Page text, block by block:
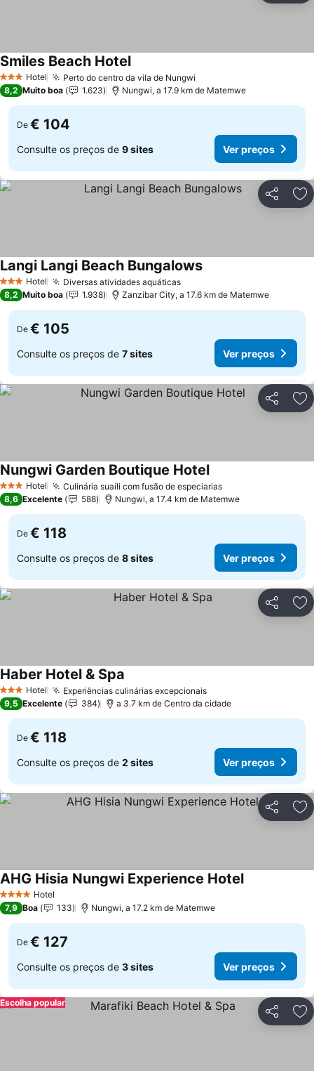
3 EstrelasHotel Perto do centro da vila de Nungwi
Smiles Beach HotelVer preços
8,2 Muito boa 1.623 Nungwi, a 17.9 km de Matemwe
De € 104
Consulte os preços de 9 sites Ver preços
Partilhar
3 EstrelasHotel Diversas atividades aquáticasVer preços
Langi Langi Beach BungalowsVer preços
8,2 Muito boa 1.938 Zanzibar City, a 17.6 km de Matemwe
De € 105
Consulte os preços de 7 sites Ver preços
Partilhar
3 EstrelasHotel Culinária suaíli com fusão de especiariasVer preços
Nungwi Garden Boutique HotelVer preços
8,6 Excelente 588 Nungwi, a 17.4 km de Matemwe
De € 118
Consulte os preços de 8 sites Ver preços
Partilhar
3 EstrelasHotel Experiências culinárias excepcionaisVer preços
Haber Hotel & Spa
9,5 Excelente 384 a 3.7 km de Centro da cidade
De € 118
Consulte os preços de 2 sites Ver preços
Partilhar
4 EstrelasHotel
AHG Hisia Nungwi Experience HotelVer preços
7,9 Boa 133 Nungwi, a 17.2 km de Matemwe
De € 127
Consulte os preços de 3 sites Ver preços
Partilhar
Escolha popular